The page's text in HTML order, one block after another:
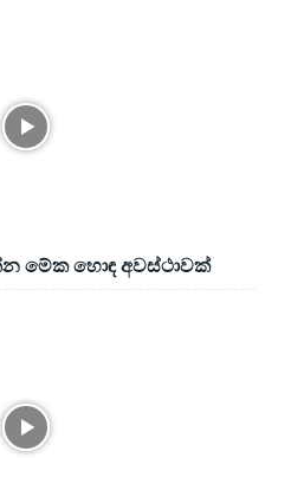
මේක හොඳ අවස්ථාවක්